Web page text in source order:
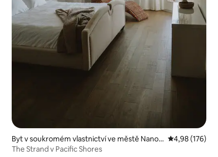
Byt v soukromém vlastnictví ve městě Nanoo
se Bay
Průměrné
4,98 (176)
The Strand v Pacific Shores